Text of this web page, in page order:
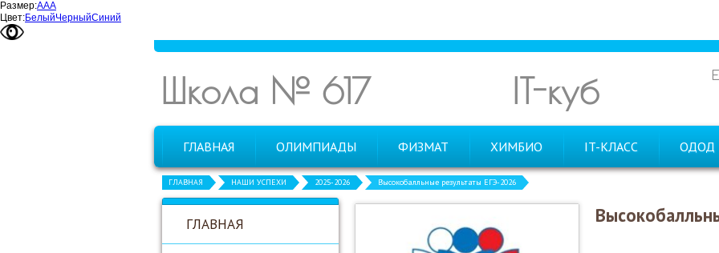
Размер:ААА
Цвет:БелыйЧерныйСиний
Школа № 617 IT-куб
ГЛАВНАЯ ОЛИМПИАДЫ ФИЗМАТ ХИМБИО IT-КЛАСС ОДОД
ГЛАВНАЯ НАШИ УСПЕХИ 2025-2026 Высокобалльные результаты ЕГЭ-2026
ГЛАВНАЯ